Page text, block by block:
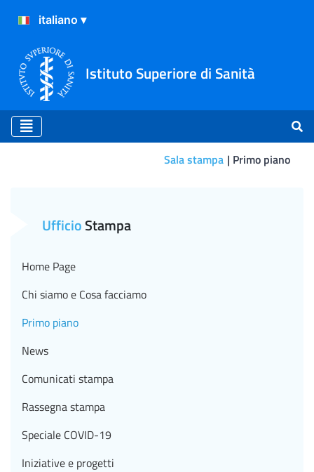
Istituto Superiore di Sanità
Sala stampa Primo piano
UfficioStampa
Home Page
Chi siamo e Cosa facciamo
Primo piano
News
Comunicati stampa
Rassegna stampa
Speciale COVID-19
Iniziative e progetti